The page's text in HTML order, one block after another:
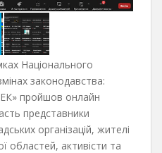
Національного
законодавства:
пройшов онлайн
представники
організацій, жителі
областей, активісти та